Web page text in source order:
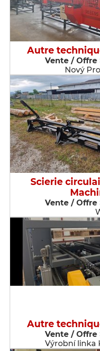
Autre
Vente / Offre
Nový
Scierie
Vente / Offre
Autre
Vente / Offre
Výrobní linka